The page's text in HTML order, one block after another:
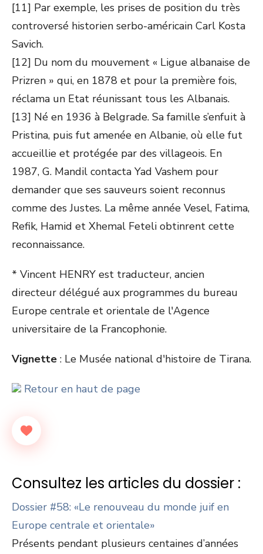
[11] Par exemple, les prises de position du très
controversé historien serbo-américain Carl Kosta
Savich.
[12] Du nom du mouvement « Ligue albanaise de
Prizren » qui, en 1878 et pour la première fois,
réclama un Etat réunissant tous les Albanais.
[13] Né en 1936 à Belgrade. Sa famille s’enfuit à
Pristina, puis fut amenée en Albanie, où elle fut
accueillie et protégée par des villageois. En
1987, G. Mandil contacta Yad Vashem pour
demander que ses sauveurs soient reconnus
comme des Justes. La même année Vesel, Fatima,
Refik, Hamid et Xhemal Feteli obtinrent cette
reconnaissance.
* Vincent HENRY est traducteur, ancien
directeur délégué aux programmes du bureau
Europe centrale et orientale de l'Agence
universitaire de la Francophonie.
Vignette : Le Musée national d'histoire de Tirana.
Retour en haut de page
Consultez les articles du dossier :
Dossier #58: «Le renouveau du monde juif en
Europe centrale et orientale»
Présents pendant plusieurs centaines d’années